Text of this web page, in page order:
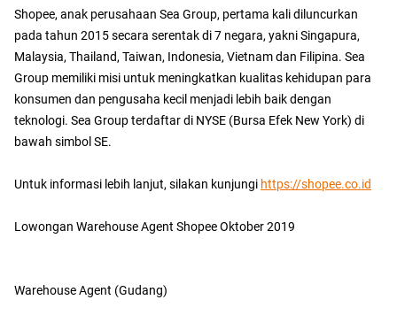
Shopee, anak perusahaan Sea Group, pertama kali diluncurkan
pada tahun 2015 secara serentak di 7 negara, yakni Singapura,
Malaysia, Thailand, Taiwan, Indonesia, Vietnam dan Filipina. Sea
Group memiliki misi untuk meningkatkan kualitas kehidupan para
konsumen dan pengusaha kecil menjadi lebih baik dengan
teknologi. Sea Group terdaftar di NYSE (Bursa Efek New York) di
bawah simbol SE.
Untuk informasi lebih lanjut, silakan kunjungi https://shopee.co.id
Lowongan Warehouse Agent Shopee Oktober 2019
Warehouse Agent (Gudang)